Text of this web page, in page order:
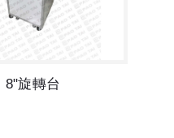
8"旋轉台